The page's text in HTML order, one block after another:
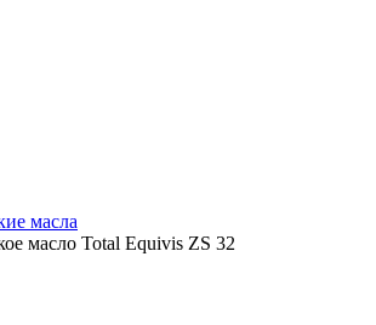
масла
масло Total Equivis ZS 32